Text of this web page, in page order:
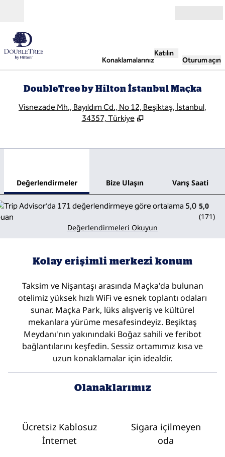
Konaklamalarınız
Katılın
Oturum açın
DoubleTree by Hilton İstanbul Maçka
Visnezade Mh., Bayıldım Cd., No 12, Beşiktaş, İstanbul,
34357, Türkiye
Değerlendirmeler Bize Ulaşın Varış Saati
5,0
(171)
Değerlendirmeleri Okuyun
Kolay erişimli merkezi konum
Taksim ve Nişantaşı arasında Maçka'da bulunan
otelimiz yüksek hızlı WiFi ve esnek toplantı odaları
sunar. Maçka Park, lüks alışveriş ve kültürel
mekanlara yürüme mesafesindeyiz. Beşiktaş
Meydanı'nın yakınındaki Boğaz sahili ve feribot
bağlantılarını keşfedin. Sessiz ortamımız kısa ve
uzun konaklamalar için idealdir.
Olanaklarımız
Ücretsiz Kablosuz
İnternet
Sigara içilmeyen
oda